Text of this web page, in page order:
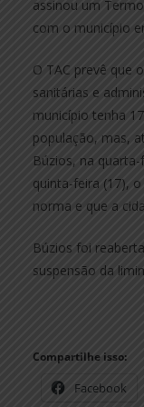
assinou um
com o município
O TAC prevê que
sanitárias e
município tenha
população, mas,
Búzios, na
quinta-feira (17),
norma e que a
Búzios foi
suspensão da
Compartilhe isso:
Facebook